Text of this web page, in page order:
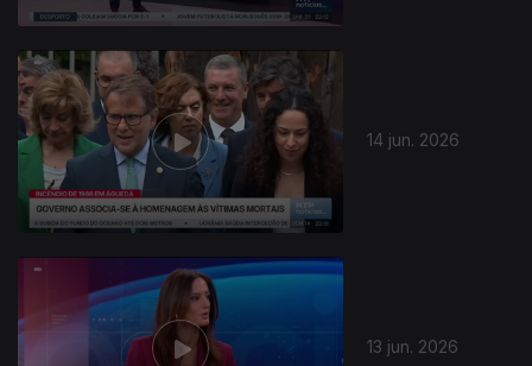
14 jun. 2026
13 jun. 2026